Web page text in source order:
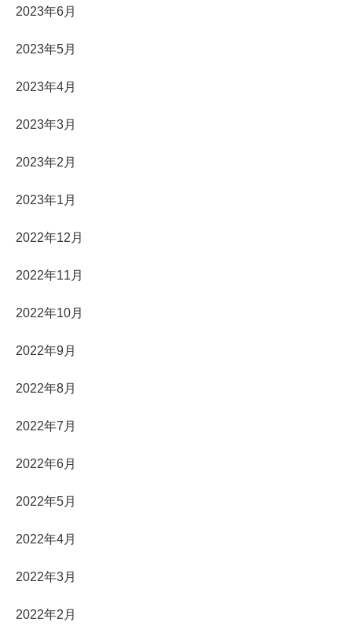
2023年6月
2023年5月
2023年4月
2023年3月
2023年2月
2023年1月
2022年12月
2022年11月
2022年10月
2022年9月
2022年8月
2022年7月
2022年6月
2022年5月
2022年4月
2022年3月
2022年2月